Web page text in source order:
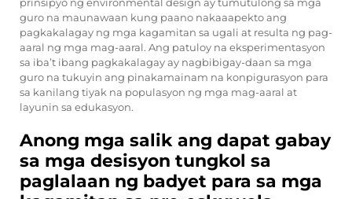
guro na maunawaan kung paano nakaaapekto ang
pagkakalagay ng mga kagamitan sa ugali at resulta ng pag-
aaral ng mga mag-aaral. Ang patuloy na eksperimentasyon
sa iba’t ibang pagkakalagay ay nagbibigay-daan sa mga
guro na tukuyin ang pinakamainam na konpigurasyon para
sa kanilang tiyak na populasyon ng mga mag-aaral at
layunin sa edukasyon.
Anong mga salik ang dapat gabay
sa mga desisyon tungkol sa
paglalaan ng badyet para sa mga